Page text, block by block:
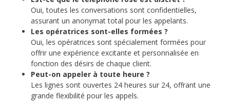
Oui, toutes les conversations sont confidentielles,
assurant un anonymat total pour les appelants.
Les opératrices sont-elles formées ?
Oui, les opératrices sont spécialement formées pour
offrir une expérience excitante et personnalisée en
fonction des désirs de chaque client.
Peut-on appeler à toute heure ?
Les lignes sont ouvertes 24 heures sur 24, offrant une
grande flexibilité pour les appels.